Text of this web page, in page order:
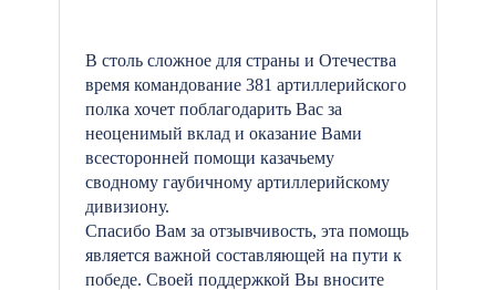
В столь сложное для страны и Отечества
время командование 381 артиллерийского
полка хочет поблагодарить Вас за
неоценимый вклад и оказание Вами
всесторонней помощи казачьему
сводному гаубичному артиллерийскому
дивизиону.
Спасибо Вам за отзывчивость, эта помощь
является важной составляющей на пути к
победе. Своей поддержкой Вы вносите